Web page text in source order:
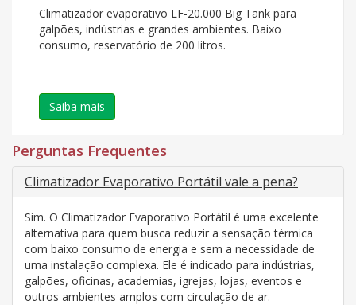
Climatizador evaporativo LF-20.000 Big Tank para
galpões, indústrias e grandes ambientes. Baixo
consumo, reservatório de 200 litros.
Saiba mais
Perguntas Frequentes
Climatizador Evaporativo Portátil vale a pena?
Sim. O Climatizador Evaporativo Portátil é uma excelente
alternativa para quem busca reduzir a sensação térmica
com baixo consumo de energia e sem a necessidade de
uma instalação complexa. Ele é indicado para indústrias,
galpões, oficinas, academias, igrejas, lojas, eventos e
outros ambientes amplos com circulação de ar.